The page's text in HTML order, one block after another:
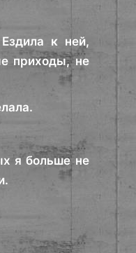
к ней,
приходы, не
я больше не